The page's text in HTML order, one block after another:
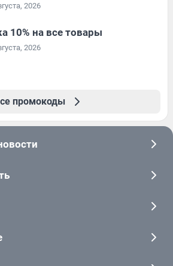
2026
10% на все товары
2026
промокоды